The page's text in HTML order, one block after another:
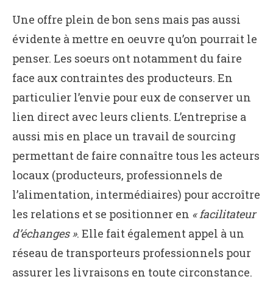
Une offre plein de bon sens mais pas aussi
évidente à mettre en oeuvre qu’on pourrait le
penser. Les soeurs ont notamment du faire
face aux contraintes des producteurs. En
particulier l’envie pour eux de conserver un
lien direct avec leurs clients. L’entreprise a
aussi mis en place un travail de sourcing
permettant de faire connaître tous les acteurs
locaux (producteurs, professionnels de
l’alimentation, intermédiaires) pour accroître
les relations et se positionner en « facilitateur
d’échanges ». Elle fait également appel à un
réseau de transporteurs professionnels pour
assurer les livraisons en toute circonstance.